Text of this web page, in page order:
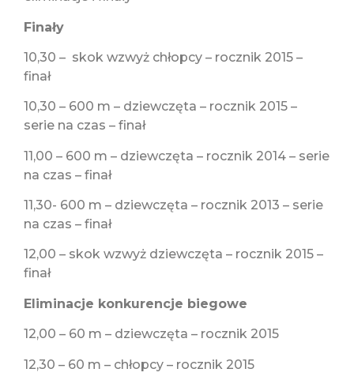
Finały
10,30 – skok wzwyż chłopcy – rocznik 2015 –
finał
10,30 – 600 m – dziewczęta – rocznik 2015 –
serie na czas – finał
11,00 – 600 m – dziewczęta – rocznik 2014 – serie
na czas – finał
11,30- 600 m – dziewczęta – rocznik 2013 – serie
na czas – finał
12,00 – skok wzwyż dziewczęta – rocznik 2015 –
finał
Eliminacje konkurencje biegowe
12,00 – 60 m – dziewczęta – rocznik 2015
12,30 – 60 m – chłopcy – rocznik 2015